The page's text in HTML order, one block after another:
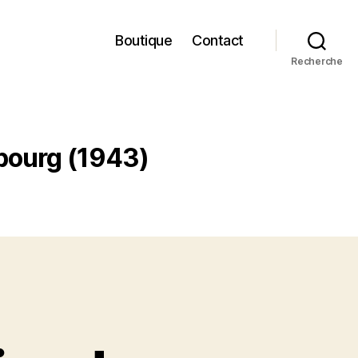
Boutique Contact
Recherche
(1943)